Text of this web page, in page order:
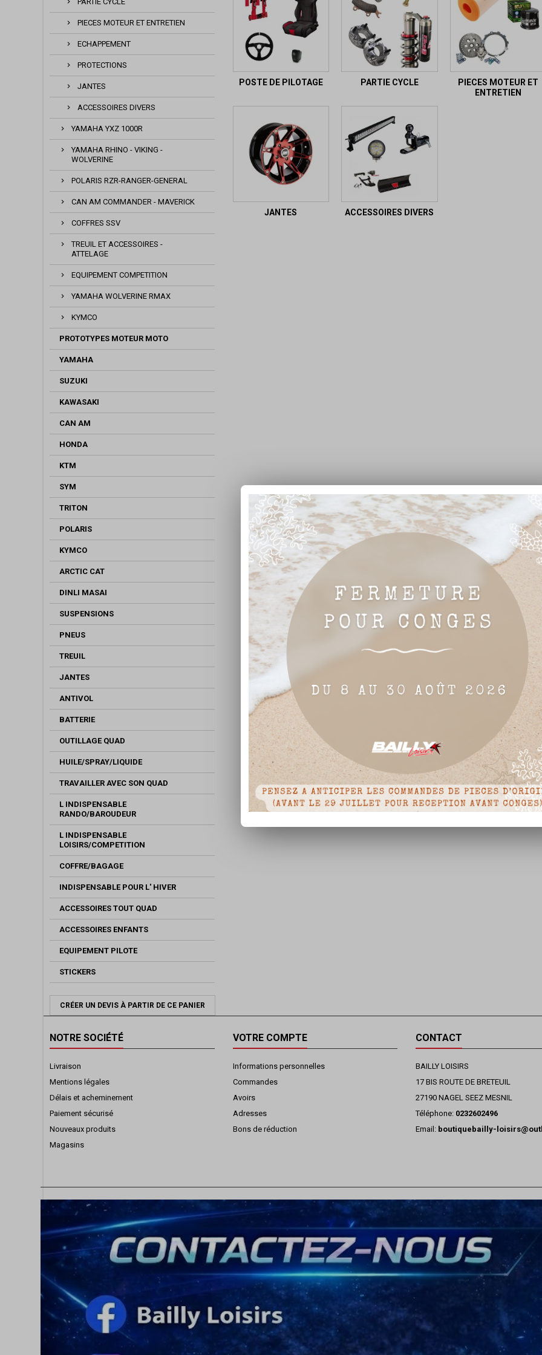
PIECES MOTEUR ET ENTRETIEN
ECHAPPEMENT
PROTECTIONS
JANTES
ACCESSOIRES DIVERS
YAMAHA YXZ 1000R
YAMAHA RHINO - VIKING -
WOLVERINE
POLARIS RZR-RANGER-GENERAL
CAN AM COMMANDER - MAVERICK
COFFRES SSV
TREUIL ET ACCESSOIRES -
ATTELAGE
EQUIPEMENT COMPETITION
YAMAHA WOLVERINE RMAX
KYMCO
PROTOTYPES MOTEUR MOTO
YAMAHA
SUZUKI
KAWASAKI
CAN AM
HONDA
KTM
SYM
TRITON
POLARIS
KYMCO
ARCTIC CAT
DINLI MASAI
SUSPENSIONS
PNEUS
TREUIL
JANTES
ANTIVOL
BATTERIE
OUTILLAGE QUAD
HUILE/SPRAY/LIQUIDE
TRAVAILLER AVEC SON QUAD
L INDISPENSABLE
RANDO/BAROUDEUR
L INDISPENSABLE
LOISIRS/COMPETITION
COFFRE/BAGAGE
INDISPENSABLE POUR L' HIVER
ACCESSOIRES TOUT QUAD
ACCESSOIRES ENFANTS
EQUIPEMENT PILOTE
STICKERS
CRÉER UN DEVIS À PARTIR DE CE PANIER
POSTE DE PILOTAGE PARTIE CYCLE
PIECES MOTEUR ET
ENTRETIEN
JANTES ACCESSOIRES DIVERS
NOTRE SOCIÉTÉ
Livraison
Mentions légales
Délais et acheminement
Paiement sécurisé
Nouveaux produits
Magasins
VOTRE COMPTE
Informations personnelles
Commandes
Avoirs
Adresses
Bons de réduction
CONTACT
BAILLY LOISIRS
17 BIS ROUTE DE BRETEUIL
27190 NAGEL SEEZ MESNIL
Téléphone: 0232602496
Email: boutiquebailly-